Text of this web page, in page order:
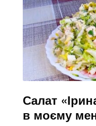
Салат
в моєму